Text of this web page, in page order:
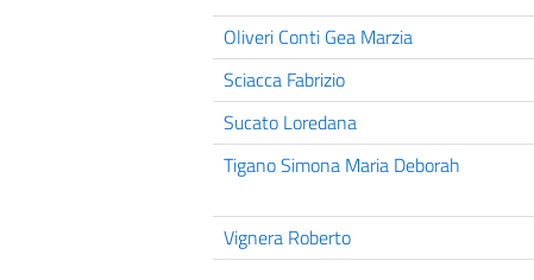
Oliveri Conti Gea Marzia
Sciacca Fabrizio
Sucato Loredana
Tigano Simona Maria Deborah
Vignera Roberto